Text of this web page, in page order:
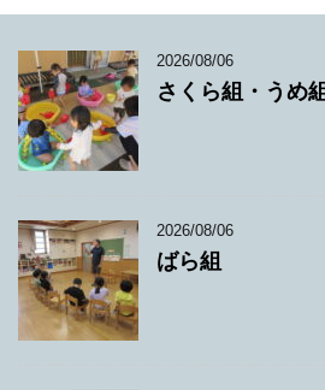
2026/08/06
さくら組・うめ組
2026/08/06
ばら組